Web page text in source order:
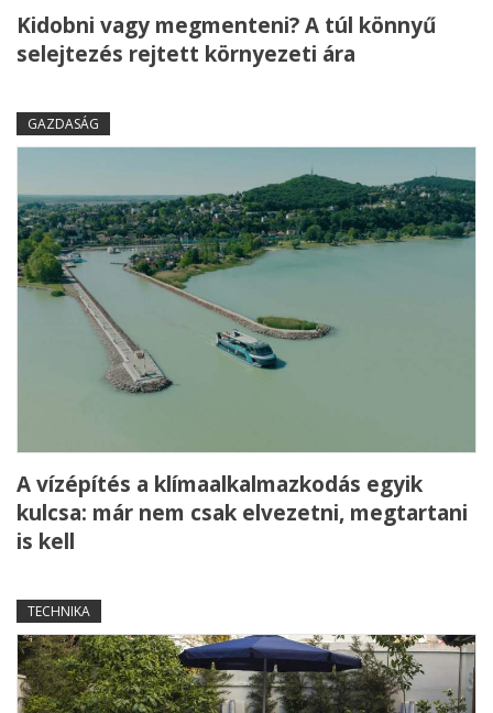
Kidobni vagy megmenteni? A túl könnyű
selejtezés rejtett környezeti ára
GAZDASÁG
A vízépítés a klímaalkalmazkodás egyik
kulcsa: már nem csak elvezetni, megtartani
is kell
TECHNIKA